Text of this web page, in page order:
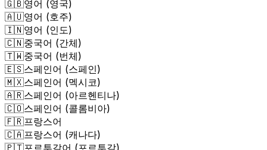
🇬🇧영어 (영국)
🇦🇺영어 (호주)
🇮🇳영어 (인도)
🇨🇳중국어 (간체)
🇹🇼중국어 (번체)
🇪🇸스페인어 (스페인)
🇲🇽스페인어 (멕시코)
🇦🇷스페인어 (아르헨티나)
🇨🇴스페인어 (콜롬비아)
🇫🇷프랑스어
🇨🇦프랑스어 (캐나다)
🇵🇹포르투갈어 (포르투갈)